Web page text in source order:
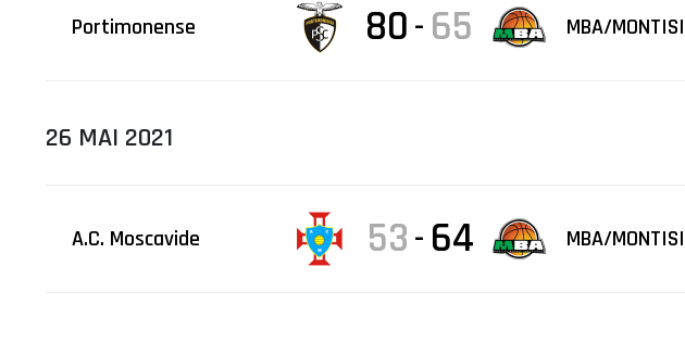
Portimonense 80 - 65 MBA/
26 MAI 2021
A.C. Moscavide 53 - 64 MBA/